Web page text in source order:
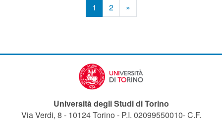
1 Pagina 1
2Pagina 2
»Pagina successiva
Università degli Studi di Torino
Via Verdi, 8 - 10124 Torino - P.I. 02099550010- C.F.